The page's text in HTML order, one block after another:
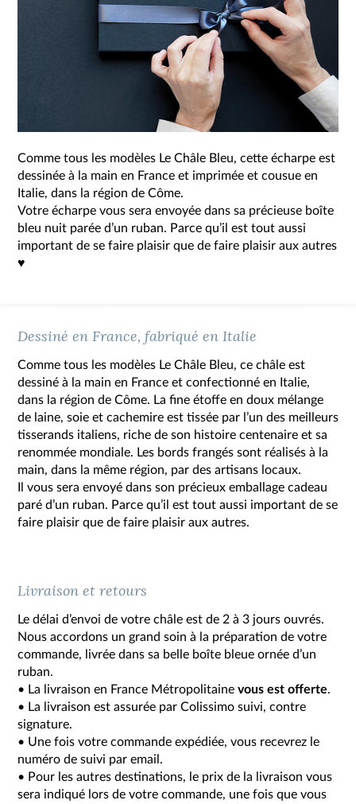
Comme tous les modèles Le Châle Bleu, cette écharpe est
dessinée à la main en France et imprimée et cousue en
Italie, dans la région de Côme.
Votre écharpe vous sera envoyée dans sa précieuse boîte
bleu nuit parée d’un ruban. Parce qu’il est tout aussi
important de se faire plaisir que de faire plaisir aux autres
♥
Dessiné en France, fabriqué en Italie
Comme tous les modèles Le Châle Bleu, ce châle est
dessiné à la main en France et confectionné en Italie,
dans la région de Côme. La fine étoffe en doux mélange
de laine, soie et cachemire est tissée par l’un des meilleurs
tisserands italiens, riche de son histoire centenaire et sa
renommée mondiale. Les bords frangés sont réalisés à la
main, dans la même région, par des artisans locaux.
Il vous sera envoyé dans son précieux emballage cadeau
paré d’un ruban. Parce qu’il est tout aussi important de se
faire plaisir que de faire plaisir aux autres.
Livraison et retours
Le délai d’envoi de votre châle est de 2 à 3 jours ouvrés.
Nous accordons un grand soin à la préparation de votre
commande, livrée dans sa belle boîte bleue ornée d’un
ruban.
• La livraison en France Métropolitaine vous est offerte.
• La livraison est assurée par Colissimo suivi, contre
signature.
• Une fois votre commande expédiée, vous recevrez le
numéro de suivi par email.
• Pour les autres destinations, le prix de la livraison vous
sera indiqué lors de votre commande, une fois que vous